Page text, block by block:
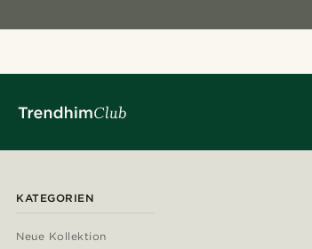
KATEGORIEN
Neue Kollektion